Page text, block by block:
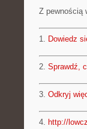
Z pewnością
1. Dowiedz
2. Sprawdź,
3. Odkryj
4. http://